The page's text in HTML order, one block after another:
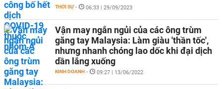
THỜI SỰ - 06:33 | 29/09/2023
Vận may ngắn ngủi của các ông trùm
găng tay Malaysia: Làm giàu 'thần tốc',
nhưng nhanh chóng lao dốc khi đại dịch
dần lắng xuống
KINH DOANH - 09:27 | 13/06/2022